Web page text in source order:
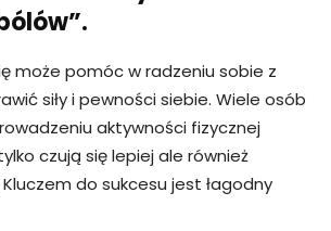
może pomóc w radzeniu sobie z
siły i pewności siebie. Wiele osób
aktywności fizycznej
czują się lepiej ale również
do sukcesu jest łagodny